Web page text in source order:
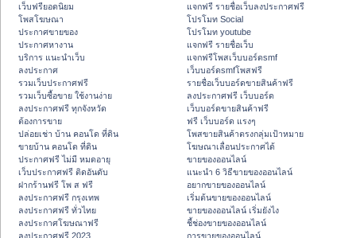
เว็บฟรียอดนิยม
โพสโฆษณา
ประกาศขายของ
ประกาศหางาน
บริการ แนะนำเว็บ
ลงประกาศ
รวมเว็บประกาศฟรี
รวมเว็บซื้อขาย ใช้งานง่าย
ลงประกาศฟรี ทุกจังหวัด
ต้องการขาย
ปล่อยเช่า บ้าน คอนโด ที่ดิน
ขายบ้าน คอนโด ที่ดิน
ประกาศฟรี ไม่มี หมดอายุ
เว็บประกาศฟรี ติดอันดับ
ฝากร้านฟรี โพ ส ฟรี
ลงประกาศฟรี กรุงเทพ
ลงประกาศฟรี ทั่วไทย
ลงประกาศโฆษณาฟรี
ลงประกาศฟรี 2023
แจกฟรี รายชื่อเว็บลงประกาศฟรี
โปรโมท Social
โปรโมท youtube
แจกฟรี รายชื่อเว็บ
แจกฟรีโพสเว็บบอร์ดsmf
เว็บบอร์ดsmfโพสฟรี
รายชื่อเว็บบอร์ดขายสินค้าฟรี
ลงประกาศฟรี เว็บบอร์ด
เว็บบอร์ดขายสินค้าฟรี
ฟรี เว็บบอร์ด แรงๆ
โพสขายสินค้าตรงกลุ่มเป้าหมาย
โฆษณาเลื่อนประกาศได้
ขายของออนไลน์
แนะนำ 6 วิธีขายของออนไลน์
อยากขายของออนไลน์
เริ่มต้นขายของออนไลน์
ขายของออนไลน์ เริ่มยังไง
ชี้ช่องขายของออนไลน์
การขายของออนไลน์